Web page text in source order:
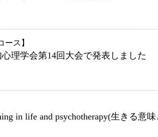
ース
理学会第14回大会で発表しました
in life and psychotherapy(生きる意